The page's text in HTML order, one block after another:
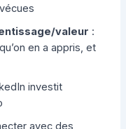
valeur :
en a appris, et
investit